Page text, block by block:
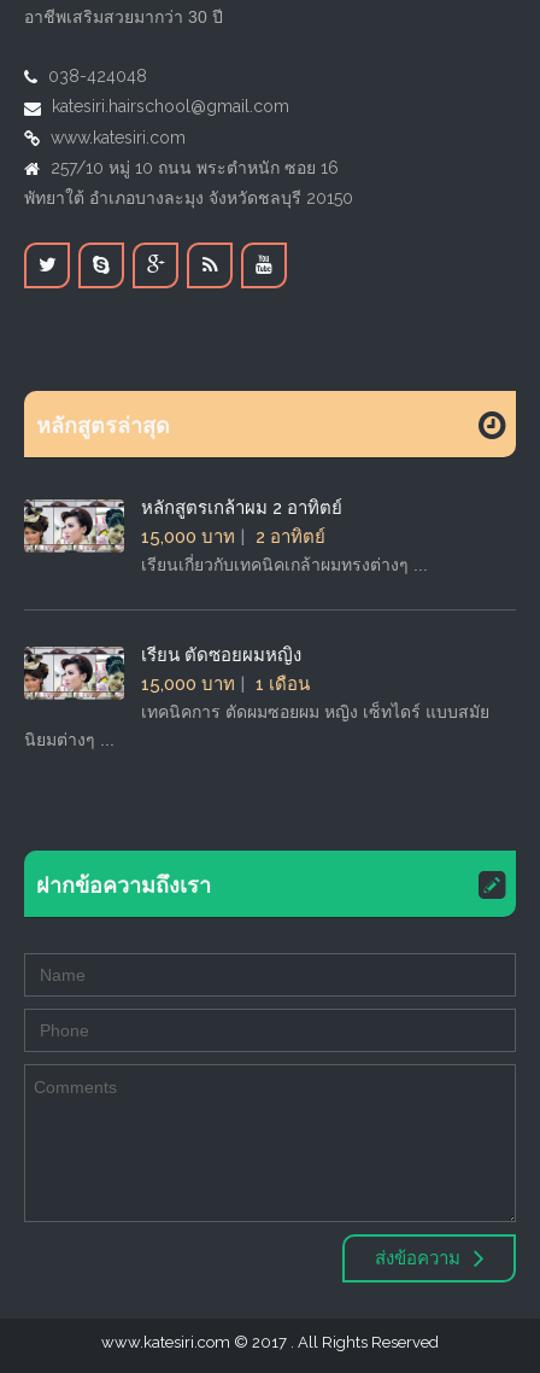
อาชีพเสริมสวยมากว่า 30 ปี
038-424048
katesiri.hairschool@gmail.com
www.katesiri.com
257/10 หมู่ 10 ถนน พระตำหนัก ซอย 16
พัทยาใต้ อำเภอบางละมุง จังหวัดชลบุรี 20150
หลักสูตรล่าสุด
หลักสูตรเกล้าผม 2 อาทิตย์
15,000 บาท
2 อาทิตย์
เรียนเกี่ยวกับเทคนิคเกล้าผมทรงต่างๆ ...
เรียน ตัดซอยผมหญิง
15,000 บาท
1 เดือน
เทคนิคการ ตัดผมซอยผม หญิง เซ็ทไดร์ แบบสมัย
นิยมต่างๆ ...
ฝากข้อความถึงเรา
ส่งข้อความ
www.katesiri.com 2017 . All Rights Reserved